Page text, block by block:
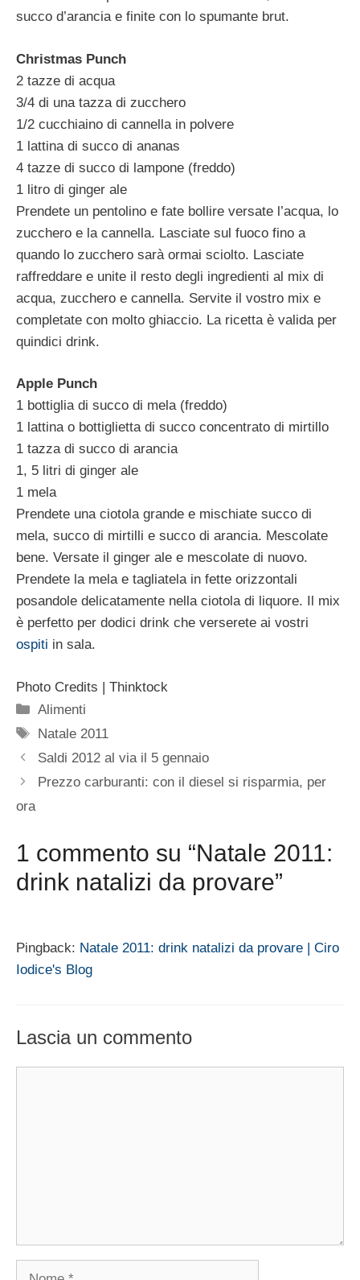
succo d’arancia e finite con lo spumante brut.
Christmas Punch
2 tazze di acqua
3/4 di una tazza di zucchero
1/2 cucchiaino di cannella in polvere
1 lattina di succo di ananas
4 tazze di succo di lampone (freddo)
1 litro di ginger ale
Prendete un pentolino e fate bollire versate l’acqua, lo
zucchero e la cannella. Lasciate sul fuoco fino a
quando lo zucchero sarà ormai sciolto. Lasciate
raffreddare e unite il resto degli ingredienti al mix di
acqua, zucchero e cannella. Servite il vostro mix e
completate con molto ghiaccio. La ricetta è valida per
quindici drink.
Apple Punch
1 bottiglia di succo di mela (freddo)
1 lattina o bottiglietta di succo concentrato di mirtillo
1 tazza di succo di arancia
1, 5 litri di ginger ale
1 mela
Prendete una ciotola grande e mischiate succo di
mela, succo di mirtilli e succo di arancia. Mescolate
bene. Versate il ginger ale e mescolate di nuovo.
Prendete la mela e tagliatela in fette orizzontali
posandole delicatamente nella ciotola di liquore. Il mix
è perfetto per dodici drink che verserete ai vostri
ospiti in sala.
Photo Credits | Thinktock
Categorie
Alimenti
Tag
Natale 2011
Saldi 2012 al via il 5 gennaio
Prezzo carburanti: con il diesel si risparmia, per
ora
1 commento su “Natale 2011:
drink natalizi da provare”
Pingback: Natale 2011: drink natalizi da provare | Ciro
Iodice's Blog
Lascia un commento
Nome